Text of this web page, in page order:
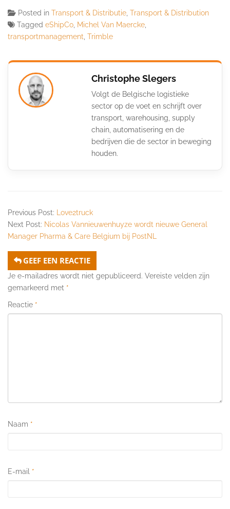
Posted in Transport & Distributie Transport & Distribution
Tagged eShipCo Michel Van Maercke
transportmanagement Trimble
Christophe Slegers
Volgt de Belgische logistieke
sector op de voet en schrijft over
transport, warehousing, supply
chain, automatisering en de
bedrijven die de sector in beweging
houden.
Previous Post:
Love2truck
Next Post: Nicolas Vannieuwenhuyze wordt nieuwe General
Manager Pharma & Care Belgium bij PostNL
GEEF EEN REACTIE
Je e-mailadres wordt niet gepubliceerd. Vereiste velden zijn
gemarkeerd met *
Reactie *
Naam *
E-mail *